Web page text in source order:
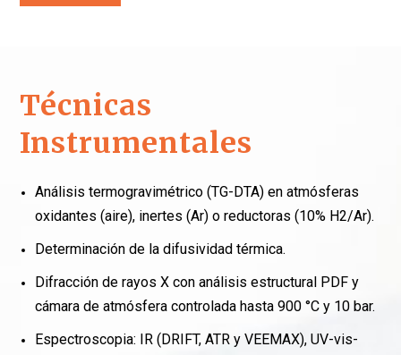
Técnicas
Instrumentales
Análisis termogravimétrico (TG-DTA) en atmósferas
oxidantes (aire), inertes (Ar) o reductoras (10% H2/Ar).
Determinación de la difusividad térmica.
Difracción de rayos X con análisis estructural PDF y
cámara de atmósfera controlada hasta 900 °C y 10 bar.
Espectroscopia: IR (DRIFT, ATR y VEEMAX), UV-vis-